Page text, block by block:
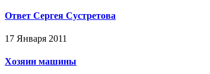
Ответ Сергея Сустретова
17 Января 2011
Хозяин машины